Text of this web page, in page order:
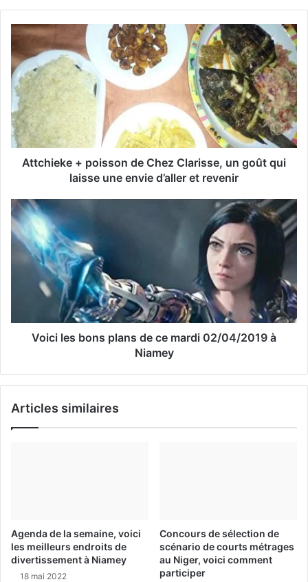
o
r
e
a
r
e
m
a
i
Attchieke + poisson de Chez Clarisse, un goût qui
laisse une envie d’aller et revenir
Voici les bons plans de ce mardi 02/04/2019 à
Niamey
Articles similaires
Agenda de la semaine, voici
les meilleurs endroits de
divertissement à Niamey
18 mai 2022
Concours de sélection de
scénario de courts métrages
au Niger, voici comment
participer